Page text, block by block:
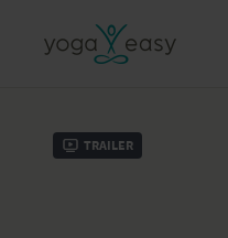
Trailer